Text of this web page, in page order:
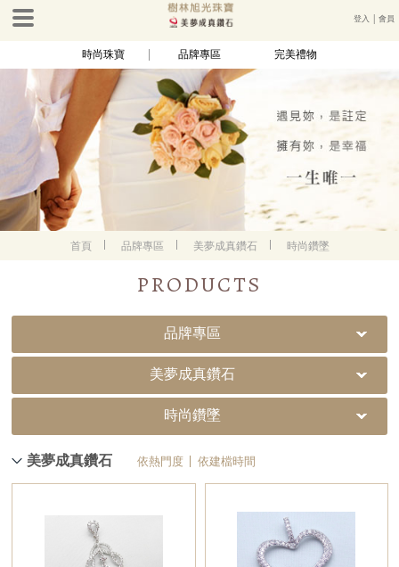
登入 │會員
時尚珠寶 品牌專區 完美禮物
首頁 品牌專區 美夢成真鑽石 時尚鑽墜
PRODUCTS
品牌專區
美夢成真鑽石
時尚鑽墜
美夢成真鑽石 依熱門度 依建檔時間